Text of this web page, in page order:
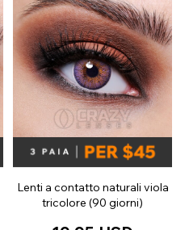
Lenti a contatto naturali viola
tricolore (90 giorni)